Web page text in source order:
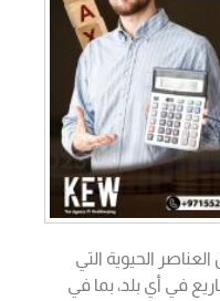
الحيوية التي
في أي بلد، بما في